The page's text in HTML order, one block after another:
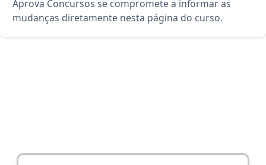
Aprova Concursos se compromete a informar as
mudanças diretamente nesta página do curso.